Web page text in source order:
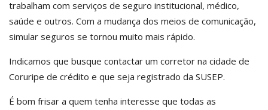
trabalham com serviços de seguro institucional, médico,
saúde e outros. Com a mudança dos meios de comunicação,
simular seguros se tornou muito mais rápido.
Indicamos que busque contactar um corretor na cidade de
Coruripe de crédito e que seja registrado da SUSEP.
É bom frisar a quem tenha interesse que todas as